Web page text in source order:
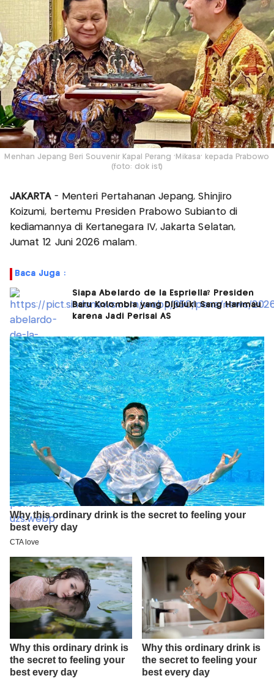
Menhan Jepang Beri Souvenir Kapal Perang 'Mikasa' kepada Prabowo
(foto: dok ist)
JAKARTA- Menteri Pertahanan Jepang, Shinjiro
Koizumi, bertemu Presiden Prabowo Subianto di
kediamannya di Kertanegara IV, Jakarta Selatan,
Jumat 12 Juni 2026 malam.
Baca Juga :
Siapa Abelardo de la Espriella? Presiden
Baru Kolombia yang Dijuluki Sang Harimau
karena Jadi Perisai AS